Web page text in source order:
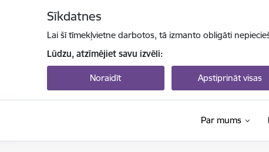
Sīkdatnes
Lai šī tīmekļvietne darbotos, tā izmanto obligāti
Lūdzu, atzīmējiet savu izvēli:
Noraidīt Apstiprināt visas
Par mums